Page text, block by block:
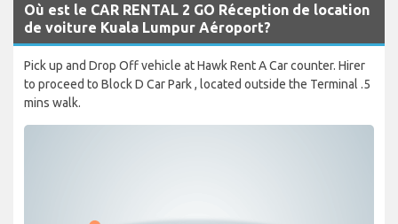
Où est le CAR RENTAL 2 GO Réception de location
de voiture Kuala Lumpur Aéroport?
Pick up and Drop Off vehicle at Hawk Rent A Car counter. Hirer
to proceed to Block D Car Park , located outside the Terminal .5
mins walk.